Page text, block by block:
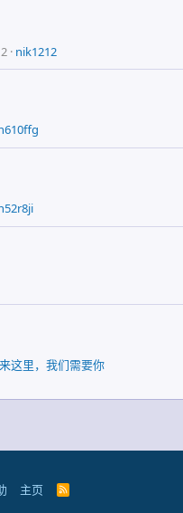
nik1212
这里，我们需要你
主页
R